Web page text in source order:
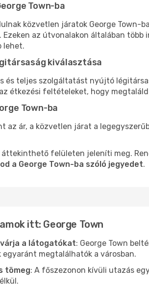
Town-ba
közvetlen járatok George
az útvonalakon általában
lehet.
kiválasztása
és teljes szolgáltatást nyújtó
étkezési feltételeket, hogy
Town-ba
az ár, a közvetlen járat a
felületen jeleníti meg.
a George Town-ba szóló jegyedet.
itt: George Town
a látogatókat: George Town
megtalálhatók a városban.
tömeg: A főszezonon kívüli utazás